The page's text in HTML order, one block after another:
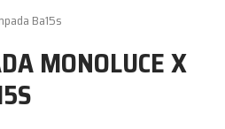
Ba15s
MONOLUCE X